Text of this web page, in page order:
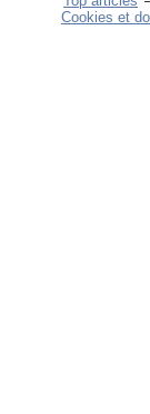
Cookies et